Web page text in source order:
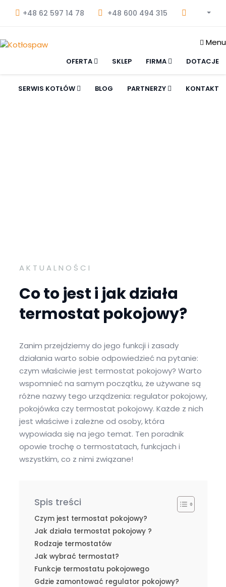
+48 62 597 14 78 +48 600 494 315
Menu
OFERTA SKLEP FIRMA DOTACJE
SERWIS KOTŁÓW BLOG PARTNERZY KONTAKT
AKTUALNOŚCI
Co to jest i jak działa
termostat pokojowy?
Zanim przejdziemy do jego funkcji i zasady
działania warto sobie odpowiedzieć na pytanie:
czym właściwie jest termostat pokojowy? Warto
wspomnieć na samym początku, że używane są
różne nazwy tego urządzenia: regulator pokojowy,
pokojówka czy termostat pokojowy. Każde z nich
jest właściwe i zależne od osoby, która
wypowiada się na jego temat. Ten poradnik
opowie trochę o termostatach, funkcjach i
wszystkim, co z nimi związane!
Spis treści
Czym jest termostat pokojowy?
Jak działa termostat pokojowy ?
Rodzaje termostatów
Jak wybrać termostat?
Funkcje termostatu pokojowego
Gdzie zamontować regulator pokojowy?